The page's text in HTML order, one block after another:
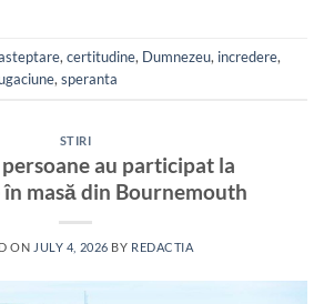
, certitudine, Dumnezeu, incredere,
, speranta
STIRI
au participat la
masă din Bournemouth
ON JULY 4, 2026 BY REDACTIA